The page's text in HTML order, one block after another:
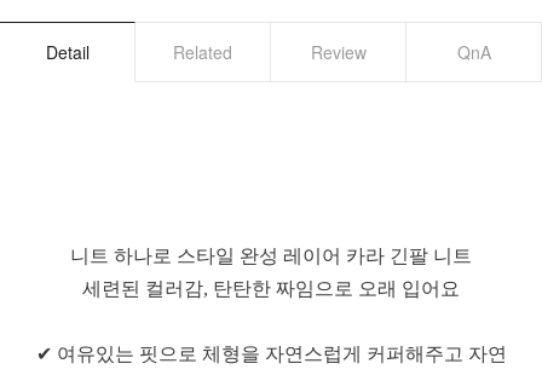
Detail Related Review QnA
니트 하나로 스타일 완성 레이어 카라 긴팔 니트
세련된 컬러감, 탄탄한 짜임으로 오래 입어요
✔ 여유있는 핏으로 체형을 자연스럽게 커퍼해주고 자연